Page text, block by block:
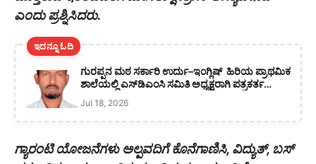
ಎಂದು ಪ್ರಶ್ನಿಸಿದರು.
ಇದನ್ನೂ ಓದಿ
ಗುರಪ್ಪನ ಮಠ ಸರ್ಕಾರಿ ಉರ್ದು–ಇಂಗ್ಲಿಷ್ ಹಿರಿಯ ಪ್ರಾಥಮಿಕ
ಶಾಲೆಯಲ್ಲಿ ಎಸ್‌ಡಿಎಂಸಿ ಸಮಿತಿ ಅಧ್ಯಕ್ಷರಾಗಿ ಪತ್ರಕರ್ತ
Jul 18, 2026
ಗ್ಯಾರಂಟಿ ಯೋಜನೆಗಳು ಅಲ್ಪವದಿಗೆ ಕೊನೆಗಾಣಿಸಿ, ವಿದ್ಯುತ್, ಬಸ್